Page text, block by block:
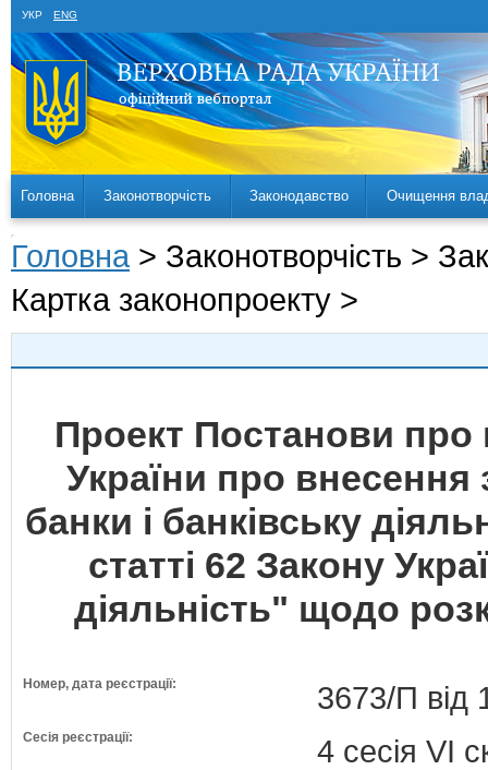
УКР ENG
Головна Законотворчість Законодавство Очищення
Головна > Законотворчість >
Картка законопроекту >
Проект Постанови про
України про внесення
банки і банківську
статті 62 Закону
діяльність" щодо
Номер, дата реєстрації: 3673/П від
Сесія реєстрації: 4 сесія VI